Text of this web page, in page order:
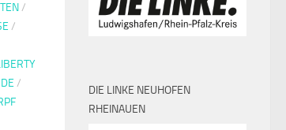
/
/
/
DIE LINKE NEUHOFEN
RHEINAUEN